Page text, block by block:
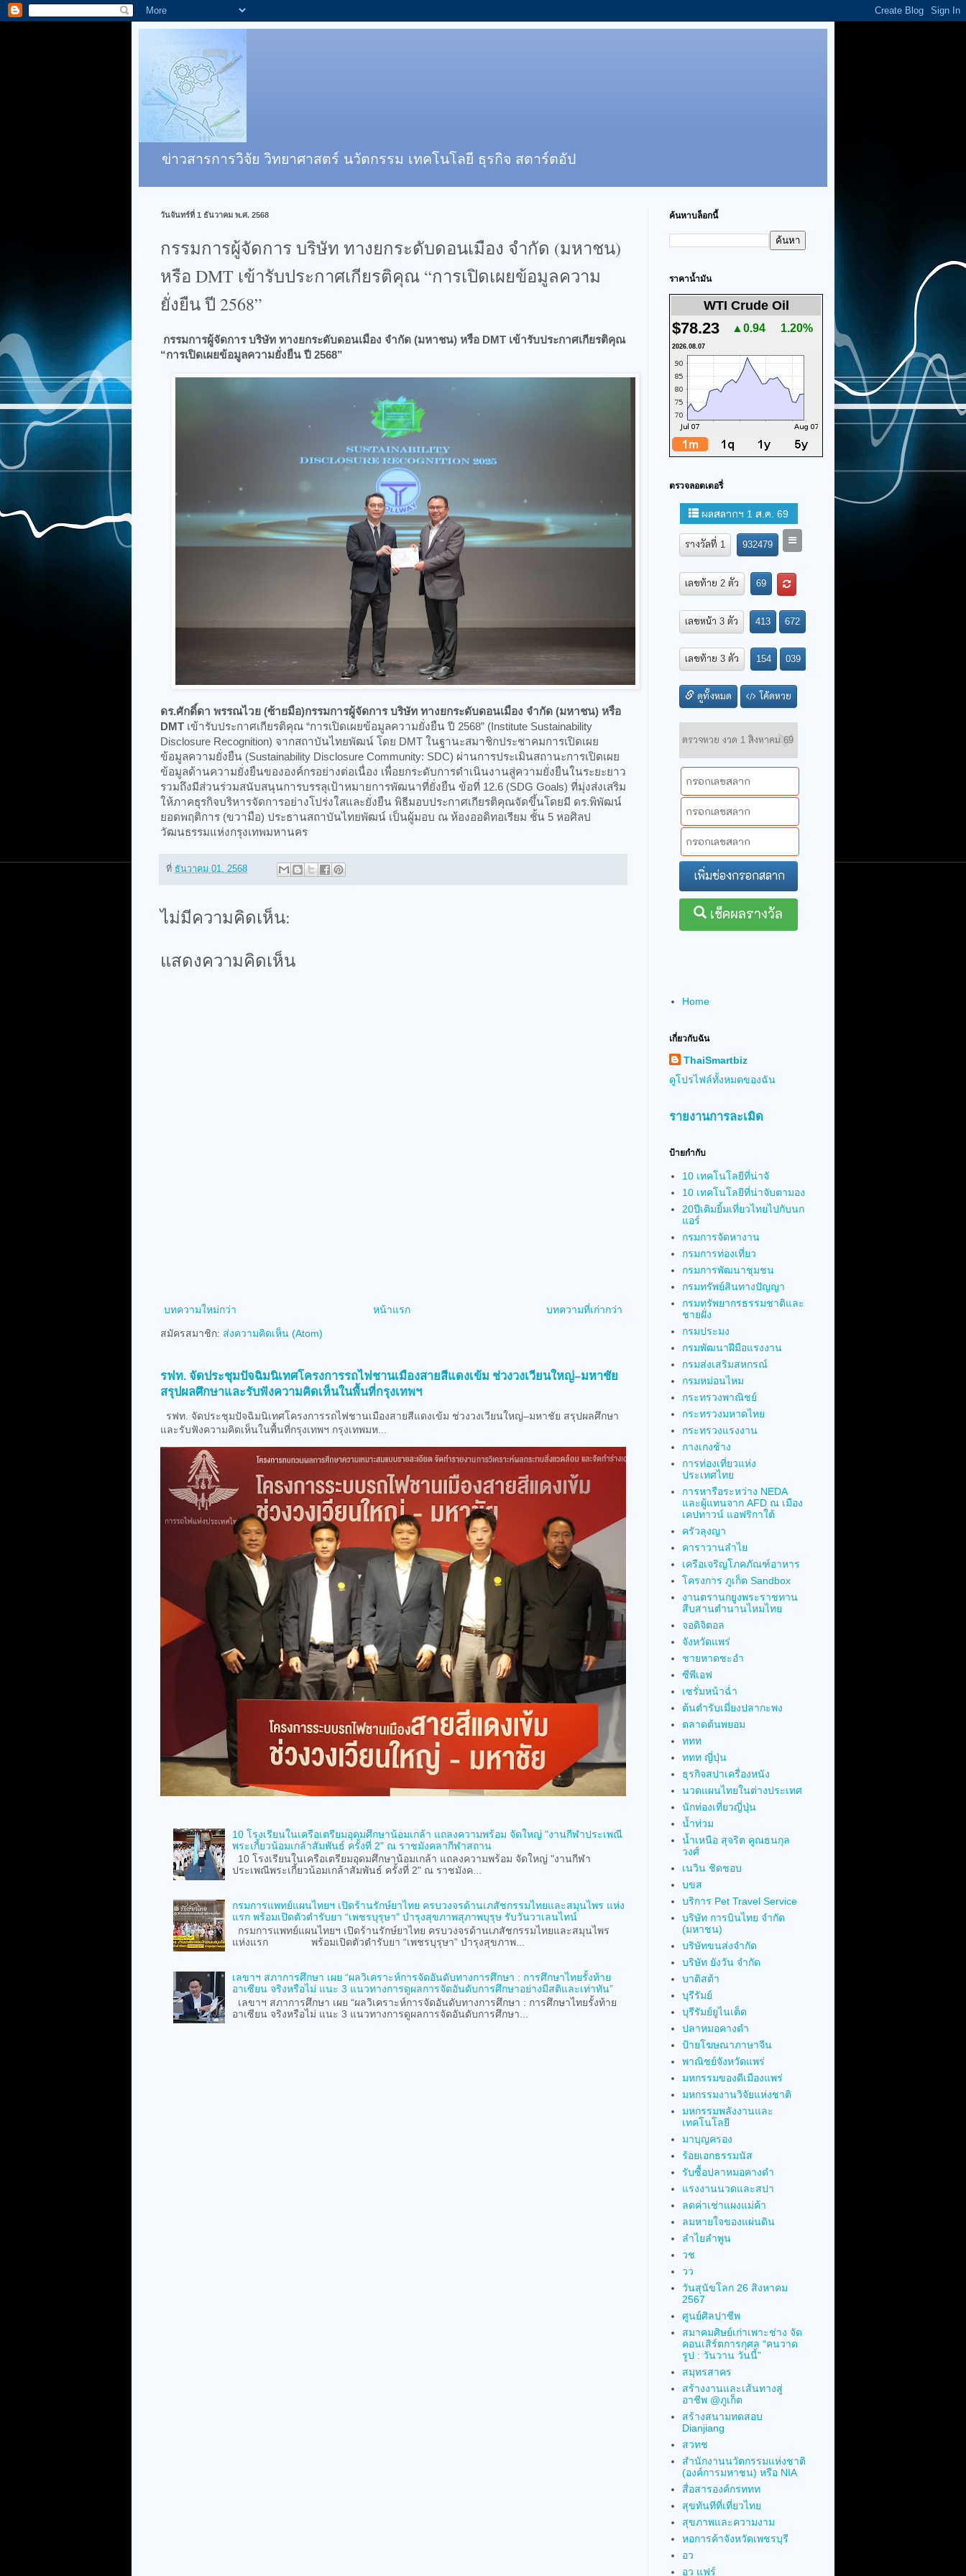
ข่าวสารการวิจัย วิทยาศาสตร์ นวัตกรรม เทคโนโลยี ธุรกิจ สตาร์ตอัป
วันจันทร์ที่ 1 ธันวาคม พ.ศ. 2568
กรรมการผู้จัดการ บริษัท ทางยกระดับดอนเมือง จํากัด (มหาชน)
หรือ DMT เข้ารับประกาศเกียรติคุณ “การเปิดเผยข้อมูลความ
ยั่งยืน ปี 2568”
กรรมการผู้จัดการ บริษัท ทางยกระดับดอนเมือง จํากัด (มหาชน) หรือ DMT เข้ารับประกาศเกียรติคุณ
“การเปิดเผยข้อมูลความยั่งยืน ปี 2568”
ดร.ศักดิ์ดา พรรณไวย (ซ้ายมือ)กรรมการผู้จัดการ บริษัท ทางยกระดับดอนเมือง จํากัด (มหาชน) หรือ
DMT เข้ารับประกาศเกียรติคุณ “การเปิดเผยข้อมูลความยั่งยืน ปี 2568” (Institute Sustainability
Disclosure Recognition) จากสถาบันไทยพัฒน์ โดย DMT ในฐานะสมาชิกประชาคมการเปิดเผย
ข้อมูลความยั่งยืน (Sustainability Disclosure Community: SDC) ผ่านการประเมินสถานะการเปิดเผย
ข้อมูลด้านความยั่งยืนขององค์กรอย่างต่อเนื่อง เพื่อยกระดับการดำเนินงานสู่ความยั่งยืนในระยะยาว
รวมถึงมีส่วนร่วมสนับสนุนการบรรลุเป้าหมายการพัฒนาที่ยั่งยืน ข้อที่ 12.6 (SDG Goals) ที่มุ่งส่งเสริม
ให้ภาคธุรกิจบริหารจัดการอย่างโปร่งใสและยั่งยืน พิธีมอบประกาศเกียรติคุณจัดขึ้นโดยมี ดร.พิพัฒน์
ยอดพฤติการ (ขวามือ) ประธานสถาบันไทยพัฒน์ เป็นผู้มอบ ณ ห้องออดิทอเรียม ชั้น 5 หอศิลป
วัฒนธรรมแห่งกรุงเทพมหานคร
ที่ ธันวาคม 01, 2568
ไม่มีความคิดเห็น:
แสดงความคิดเห็น
บทความใหม่กว่า บทความที่เก่ากว่า
หน้าแรก
สมัครสมาชิก: ส่งความคิดเห็น (Atom)
รฟท. จัดประชุมปัจฉิมนิเทศโครงการรถไฟชานเมืองสายสีแดงเข้ม ช่วงวงเวียนใหญ่–มหาชัย
สรุปผลศึกษาและรับฟังความคิดเห็นในพื้นที่กรุงเทพฯ
รฟท. จัดประชุมปัจฉิมนิเทศโครงการรถไฟชานเมืองสายสีแดงเข้ม ช่วงวงเวียนใหญ่–มหาชัย สรุปผลศึกษา
และรับฟังความคิดเห็นในพื้นที่กรุงเทพฯ กรุงเทพมห...
10 โรงเรียนในเครือเตรียมอุดมศึกษาน้อมเกล้า แถลงความพร้อม จัดใหญ่ "งานกีฬาประเพณี
พระเกี้ยวน้อมเกล้าสัมพันธ์ ครั้งที่ 2" ณ ราชมังคลากีฬาสถาน
10 โรงเรียนในเครือเตรียมอุดมศึกษาน้อมเกล้า แถลงความพร้อม จัดใหญ่ "งานกีฬา
ประเพณีพระเกี้ยวน้อมเกล้าสัมพันธ์ ครั้งที่ 2" ณ ราชมังค...
กรมการแพทย์แผนไทยฯ เปิดร้านรักษ์ยาไทย ครบวงจรด้านเภสัชกรรมไทยและสมุนไพร แห่ง
แรก พร้อมเปิดตัวตำรับยา “เพชรบุรุษา” บำรุงสุขภาพสุภาพบุรุษ รับวันวาเลนไทน์
กรมการแพทย์แผนไทยฯ เปิดร้านรักษ์ยาไทย ครบวงจรด้านเภสัชกรรมไทยและสมุนไพร
แห่งแรก พร้อมเปิดตัวตำรับยา “เพชรบุรุษา” บำรุงสุขภาพ...
เลขาฯ สภาการศึกษา เผย “ผลวิเคราะห์การจัดอันดับทางการศึกษา : การศึกษาไทยรั้งท้าย
อาเซียน จริงหรือไม่ แนะ 3 แนวทางการดูผลการจัดอันดับการศึกษาอย่างมีสติและเท่าทัน”
เลขาฯ สภาการศึกษา เผย “ผลวิเคราะห์การจัดอันดับทางการศึกษา : การศึกษาไทยรั้งท้าย
อาเซียน จริงหรือไม่ แนะ 3 แนวทางการดูผลการจัดอันดับการศึกษา...
ค้นหาบล็อกนี้
ราคาน้ำมัน
WTI Crude Oil
$78.23 ▲0.94 1.20%
2026.08.07
ตรวจลอตเตอรี่
Home
เกี่ยวกับฉัน
ThaiSmartbiz
ดูโปรไฟล์ทั้งหมดของฉัน
รายงานการละเมิด
ป้ายกำกับ
10 เทคโนโลยีที่น่าจั
10 เทคโนโลยีที่น่าจับตามอง
20ปีเติมยิ้มเที่ยวไทยไปกับนก
แอร์
กรมการจัดหางาน
กรมการท่องเที่ยว
กรมการพัฒนาชุมชน
กรมทรัพย์สินทางปัญญา
กรมทรัพยากรธรรมชาติและ
ชายฝั่ง
กรมประมง
กรมพัฒนาฝีมือแรงงาน
กรมส่งเสริมสหกรณ์
กรมหม่อนไหม
กระทรวงพาณิชย์
กระทรวงมหาดไทย
กระทรวงแรงงาน
กางเกงช้าง
การท่องเที่ยวแห่ง
ประเทศไทย
การหารือระหว่าง NEDA
และผู้แทนจาก AFD ณ เมือง
เคปทาวน์ แอฟริกาใต้
ครัวลุงญา
คาราวานลำไย
เครือเจริญโภคภัณฑ์อาหาร
โครงการ ภูเก็ต Sandbox
งานตรานกยูงพระราชทาน
สืบสานตำนานไหมไทย
จอดิจิตอล
จังหวัดแพร่
ชายหาดชะอำ
ซีพีเอฟ
เซรั่มหน้าฉ่ำ
ต้นตำรับเมี่ยงปลากะพง
ตลาดต้นพยอม
ททท
ททท ญี่ปุ่น
ธุรกิจสปาเครื่องหนัง
นวดแผนไทยในต่างประเทศ
นักท่องเที่ยวญี่ปุ่น
น้ำท่วม
น้ำเหนือ สุจริต คูณธนกุล
วงศ์
เนวิน ชิดชอบ
บขส
บริการ Pet Travel Service
บริษัท การบินไทย จำกัด
(มหาชน)
บริษัทขนส่งจำกัด
บริษัท ยังวัน จำกัด
บาติสต้า
บุรีรัมย์
บุรีรัมย์ยูไนเต็ด
ปลาหมอคางดำ
ป้ายโฆษณาภาษาจีน
พาณิชย์จังหวัดแพร่
มหกรรมของดีเมืองแพร่
มหกรรมงานวิจัยแห่งชาติ
มหกรรมพลังงานและ
เทคโนโลยี
มาบุญครอง
ร้อยเอกธรรมนัส
รับซื้อปลาหมอคางดำ
แรงงานนวดและสปา
ลดค่าเช่าแผงแม่ค้า
ลมหายใจของแผ่นดิน
ลำไยลำพูน
วช
วว
วันสุนัขโลก 26 สิงหาคม
2567
ศูนย์ศิลปาชีพ
สมาคมศิษย์เก่าเพาะช่าง จัด
คอนเสิร์ตการกุศล “คนวาด
รูป : วันวาน วันนี้”
สมุทรสาคร
สร้างงานและเส้นทางสู่
อาชีพ @ภูเก็ต
สร้างสนามทดสอบ
Dianjiang
สวทช
สำนักงานนวัตกรรมแห่งชาติ
(องค์การมหาชน) หรือ NIA
สื่อสารองค์กรททท
สุขทันทีที่เที่ยวไทย
สุขภาพและความงาม
หอการค้าจังหวัดเพชรบุรี
อว
อว แฟร์